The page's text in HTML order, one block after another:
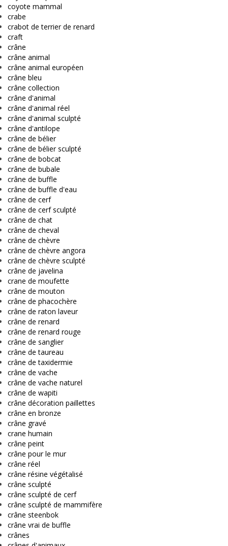
coyote mammal
crabe
crabot de terrier de renard
craft
crâne
crâne animal
crâne animal européen
crâne bleu
crâne collection
crâne d'animal
crâne d'animal réel
crâne d'animal sculpté
crâne d'antilope
crâne de bélier
crâne de bélier sculpté
crâne de bobcat
crâne de bubale
crâne de buffle
crâne de buffle d'eau
crâne de cerf
crâne de cerf sculpté
crâne de chat
crâne de cheval
crâne de chèvre
crâne de chèvre angora
crâne de chèvre sculpté
crâne de javelina
crane de moufette
crâne de mouton
crâne de phacochère
crâne de raton laveur
crâne de renard
crâne de renard rouge
crâne de sanglier
crâne de taureau
crâne de taxidermie
crâne de vache
crâne de vache naturel
crâne de wapiti
crâne décoration paillettes
crâne en bronze
crâne gravé
crane humain
crâne peint
crâne pour le mur
crâne réel
crâne résine végétalisé
crâne sculpté
crâne sculpté de cerf
crâne sculpté de mammifère
crâne steenbok
crâne vrai de buffle
crânes